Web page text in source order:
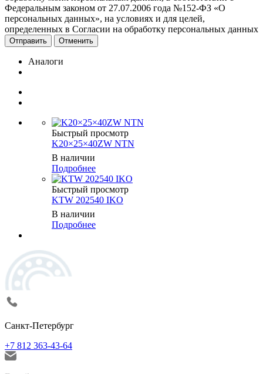
Федеральным законом от 27.07.2006 года №152-ФЗ «О
персональных данных», на условиях и для целей,
определенных в Согласии на обработку персональных данных
Отменить
Аналоги
Быстрый просмотр
K20×25×40ZW NTN
В наличии
Подробнее
Быстрый просмотр
KTW 202540 IKO
В наличии
Подробнее
Санкт-Петербург
+7 812 363-43-64